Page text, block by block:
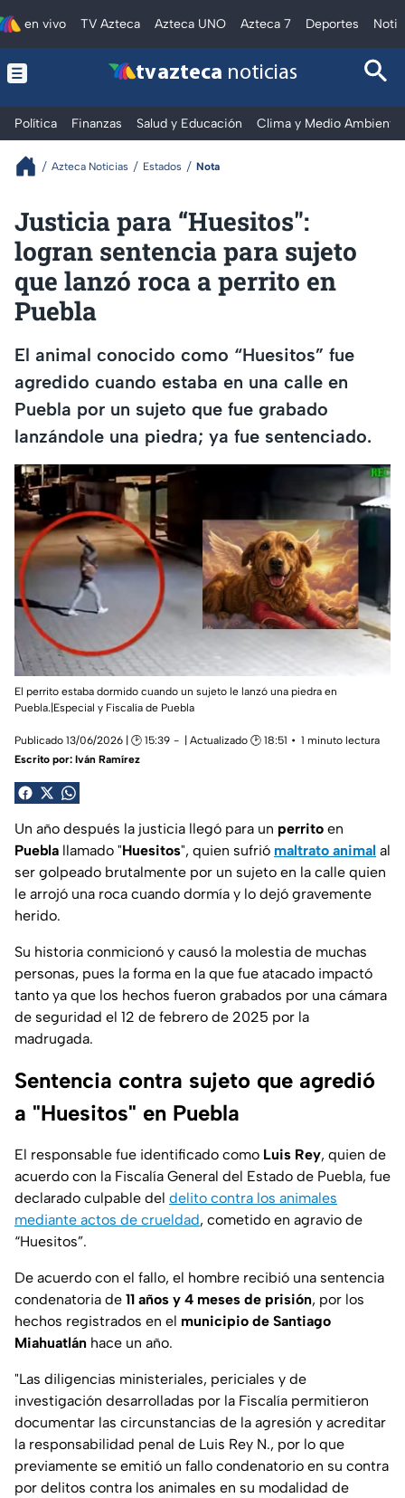
en vivo TV Azteca Azteca UNO Azteca 7 Deportes
tv azteca noticias
Política Finanzas Salud y Educación Clima y Medio Ambiente
Azteca Noticias Estados Nota
Justicia para “Huesitos":
logran sentencia para sujeto
que lanzó roca a perrito en
Puebla
El animal conocido como “Huesitos” fue
agredido cuando estaba en una calle en
Puebla por un sujeto que fue grabado
lanzándole una piedra; ya fue sentenciado.
El perrito estaba dormido cuando un sujeto le lanzó una piedra en
Puebla.|Especial y Fiscalía de Puebla
Publicado 13/06/2026 | 🕑 15:39 | Actualizado 🕑 18:51
1 minuto lectura
Escrito por: Iván Ramírez
Un año después la justicia llegó para un perrito en
Puebla llamado "Huesitos", quien sufrió maltrato animal al
ser golpeado brutalmente por un sujeto en la calle quien
le arrojó una roca cuando dormía y lo dejó gravemente
herido.
Su historia conmicionó y causó la molestia de muchas
personas, pues la forma en la que fue atacado impactó
tanto ya que los hechos fueron grabados por una cámara
de seguridad el 12 de febrero de 2025 por la
madrugada.
Sentencia contra sujeto que agredió
a "Huesitos" en Puebla
El responsable fue identificado como Luis Rey, quien de
acuerdo con la Fiscalía General del Estado de Puebla, fue
declarado culpable del delito contra los animales
mediante actos de crueldad, cometido en agravio de
“Huesitos”.
De acuerdo con el fallo, el hombre recibió una sentencia
condenatoria de 11 años y 4 meses de prisión, por los
hechos registrados en el municipio de Santiago
Miahuatlán hace un año.
"Las diligencias ministeriales, periciales y de
investigación desarrolladas por la Fiscalía permitieron
documentar las circunstancias de la agresión y acreditar
la responsabilidad penal de Luis Rey N., por lo que
previamente se emitió un fallo condenatorio en su contra
por delitos contra los animales en su modalidad de